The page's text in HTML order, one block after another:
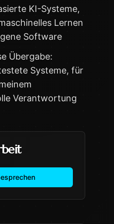
KI-Systeme,
Lernen
Software
Übergabe:
Systeme, für
Verantwortung